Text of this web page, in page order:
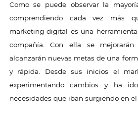
Como se puede observar la
comprendiendo cada vez más
marketing digital es una
compañía. Con ella se
alcanzarán nuevas metas de una
y rápida. Desde sus inicios el
experimentando cambios y ha
necesidades que iban surgiendo en el